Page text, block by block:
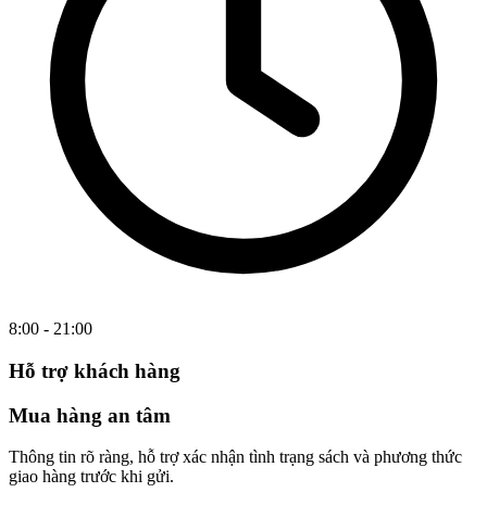
8:00 - 21:00
Hỗ trợ khách hàng
Mua hàng an tâm
Thông tin rõ ràng, hỗ trợ xác nhận tình trạng sách và phương thức
giao hàng trước khi gửi.